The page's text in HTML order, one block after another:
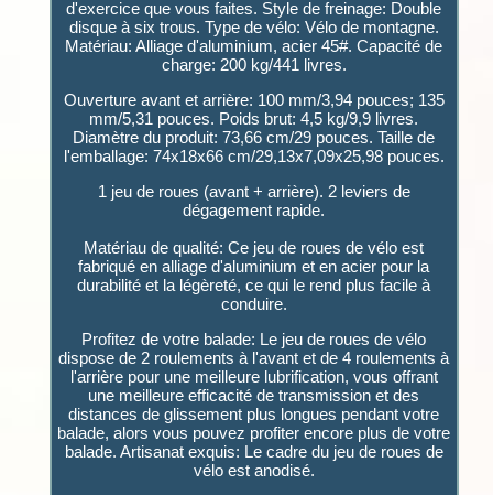
d'exercice que vous faites. Style de freinage: Double
disque à six trous. Type de vélo: Vélo de montagne.
Matériau: Alliage d'aluminium, acier 45#. Capacité de
charge: 200 kg/441 livres.
Ouverture avant et arrière: 100 mm/3,94 pouces; 135
mm/5,31 pouces. Poids brut: 4,5 kg/9,9 livres.
Diamètre du produit: 73,66 cm/29 pouces. Taille de
l'emballage: 74x18x66 cm/29,13x7,09x25,98 pouces.
1 jeu de roues (avant + arrière). 2 leviers de
dégagement rapide.
Matériau de qualité: Ce jeu de roues de vélo est
fabriqué en alliage d'aluminium et en acier pour la
durabilité et la légèreté, ce qui le rend plus facile à
conduire.
Profitez de votre balade: Le jeu de roues de vélo
dispose de 2 roulements à l'avant et de 4 roulements à
l'arrière pour une meilleure lubrification, vous offrant
une meilleure efficacité de transmission et des
distances de glissement plus longues pendant votre
balade, alors vous pouvez profiter encore plus de votre
balade. Artisanat exquis: Le cadre du jeu de roues de
vélo est anodisé.